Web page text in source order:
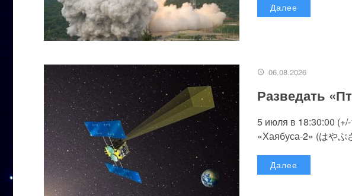
Далее
06.08.2026
Разведать
5 июля в 18:30:00
«Хаябуса-2» (はやぶ
Далее